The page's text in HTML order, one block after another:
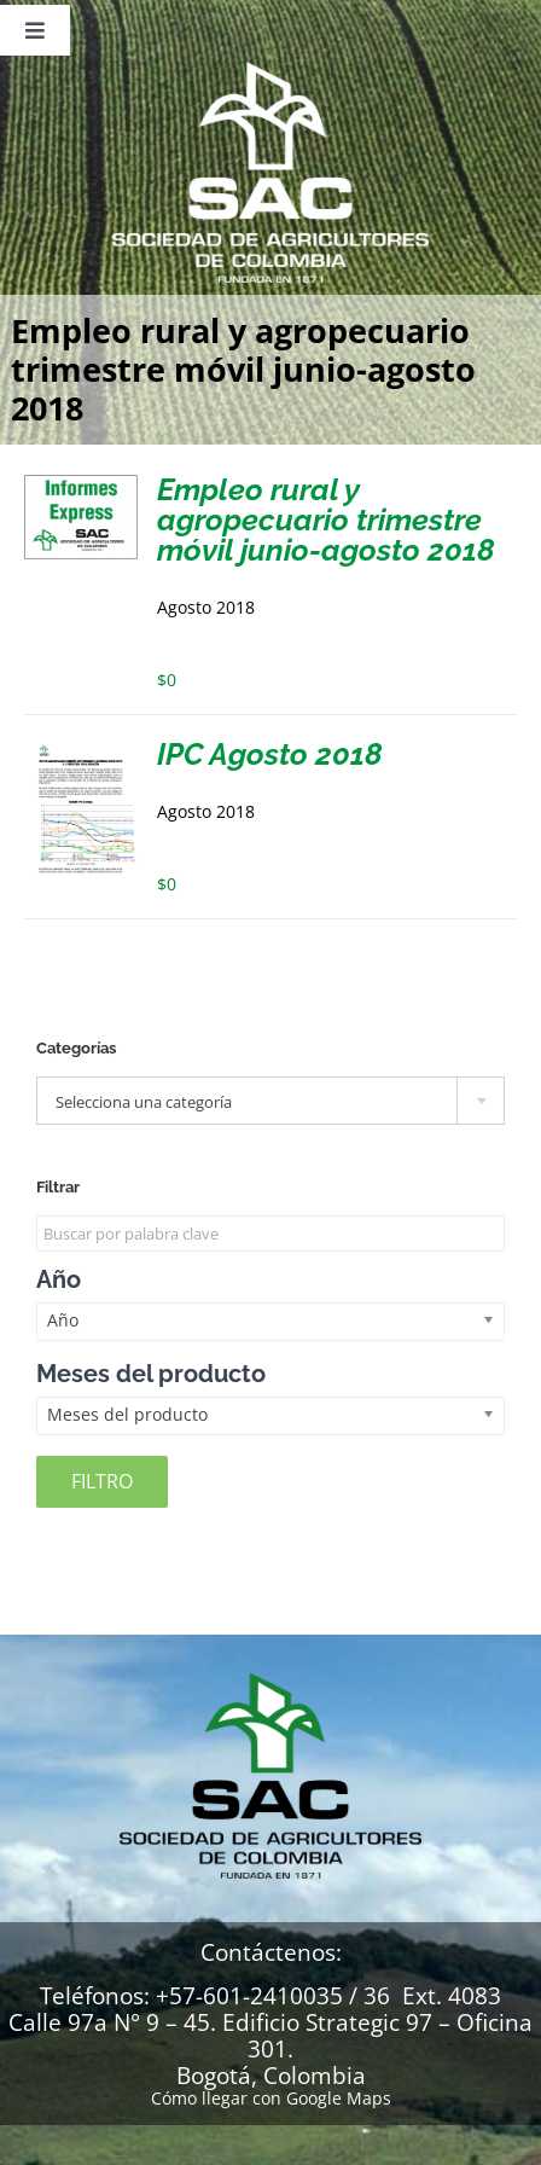
Saltar
contenido
Toggle
Navigation
Nosotros
Publicaciones
Sala de Prensa
Eventos
Empleo rural y agropecuario
trimestre móvil junio-agosto
2018
Empleo rural y
agropecuario trimestre
móvil junio-agosto 2018
Agosto 2018
$0
IPC Agosto 2018
Agosto 2018
$0
Categorías
Selecciona una categoría
Filtrar
Año
Año
Meses del producto
Meses del producto
FILTRO
Contáctenos:
Teléfonos: +57-601-2410035 / 36 Ext. 4083
Calle 97a N° 9 – 45. Edificio Strategic 97 – Oficina
301.
Bogotá, Colombia
Cómo llegar con Google Maps